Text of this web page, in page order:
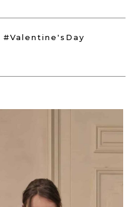
#Valentine'sDay